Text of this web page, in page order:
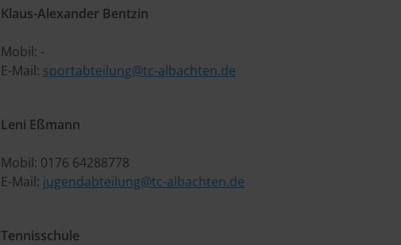
Klaus-Alexander Bentzin
Mobil: -
E-Mail: sportabteilung@tc-albachten.de
Leni Eßmann
Mobil: 0176 64288778
E-Mail: jugendabteilung@tc-albachten.de
Tennisschule